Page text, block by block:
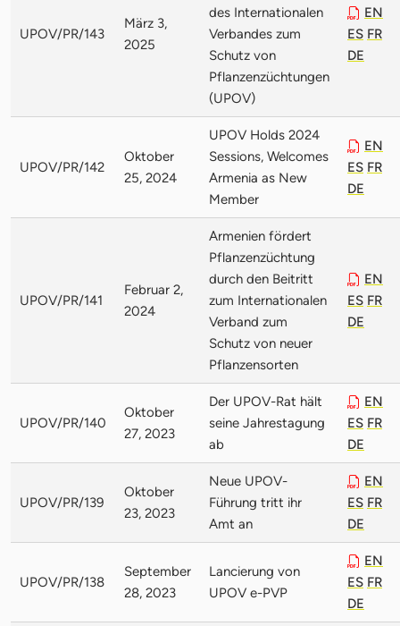
UPOV/PR/143
März 3,
2025
des Internationalen
Verbandes zum
Schutz von
Pflanzenzüchtungen
(UPOV)
EN
ES FR
DE
UPOV/PR/142
Oktober
25, 2024
UPOV Holds 2024
Sessions, Welcomes
Armenia as New
Member
EN
ES FR
DE
UPOV/PR/141
Februar 2,
2024
Armenien fördert
Pflanzenzüchtung
durch den Beitritt
zum Internationalen
Verband zum
Schutz von neuer
Pflanzensorten
EN
ES FR
DE
UPOV/PR/140
Oktober
27, 2023
Der UPOV-Rat hält
seine Jahrestagung
ab
EN
ES FR
DE
UPOV/PR/139
Oktober
23, 2023
Neue UPOV-
Führung tritt ihr
Amt an
EN
ES FR
DE
UPOV/PR/138
September
28, 2023
Lancierung von
UPOV e-PVP
EN
ES FR
DE